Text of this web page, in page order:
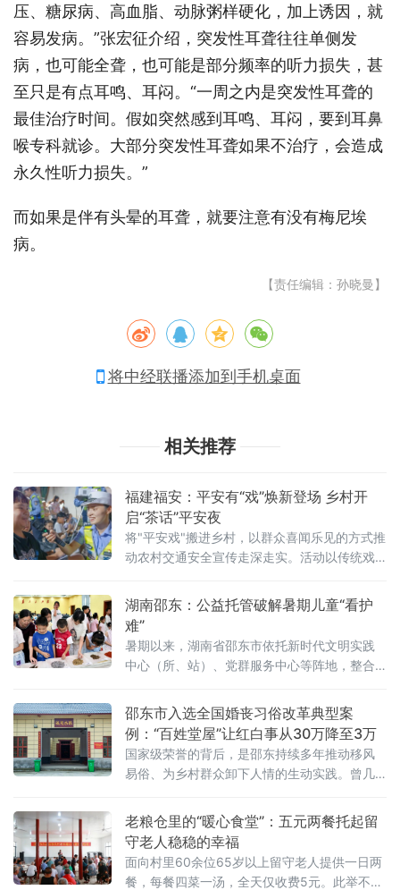
压、糖尿病、高血脂、动脉粥样硬化，加上诱因，就
容易发病。”张宏征介绍，突发性耳聋往往单侧发
病，也可能全聋，也可能是部分频率的听力损失，甚
至只是有点耳鸣、耳闷。“一周之内是突发性耳聋的
最佳治疗时间。假如突然感到耳鸣、耳闷，要到耳鼻
喉专科就诊。大部分突发性耳聋如果不治疗，会造成
永久性听力损失。”
而如果是伴有头晕的耳聋，就要注意有没有梅尼埃
病。
【责任编辑：孙晓曼】
将中经联播添加到手机桌面
相关推荐
福建福安：平安有“戏”焕新登场 乡村开
启“茶话”平安夜
将"平安戏"搬进乡村，以群众喜闻乐见的方式推
动农村交通安全宣传走深走实。活动以传统戏
物品供应点，在轻松融洽的夏夜氛围中拉近警
民距离，为后续深度普法奠定基础。戏曲暖
湖南邵东：公益托管破解暑期儿童“看护
难”
暑期以来，湖南省邵东市依托新时代文明实践
中心（所、站）、党群服务中心等阵地，整合
在全市范围内开设各类公益暑期托管班，切实
缓解群众子女假期看护难题，让“烦心事”变
成“暖心事”。
邵东市入选全国婚丧习俗改革典型案
例：“百姓堂屋”让红白事从30万降至3万
国家级荣誉的背后，是邵东持续多年推动移风
易俗、为乡村群众卸下人情的生动实践。曾几
地群众的沉重负担。近年来，邵东以百姓堂屋
建设为核心抓手，以制度规范为支撑，以示范
带动为路径，逐步形成一套可复制、可推广的
乡村治理新模式，文
老粮仓里的“暖心食堂”：五元两餐托起留
守老人稳稳的幸福
面向村里60余位65岁以上留守老人提供一日两
餐，每餐四菜一汤，全天仅收费5元。此举不仅